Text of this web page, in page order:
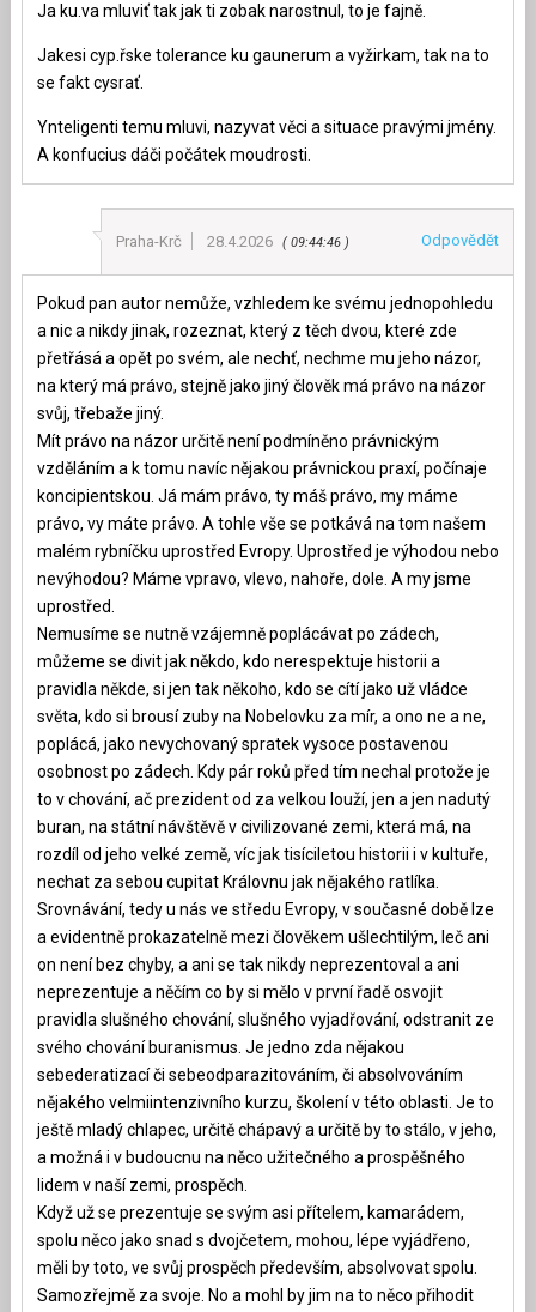
Ja ku.va mluviť tak jak ti zobak narostnul, to je fajně.
Jakesi cyp.řske tolerance ku gaunerum a vyžirkam, tak na to
se fakt cysrať.
Ynteligenti temu mluvi, nazyvat věci a situace pravými jmény.
A konfucius dáči počátek moudrosti.
Praha-Krč 28.4.2026 09:44:46 Odpovědět
Pokud pan autor nemůže, vzhledem ke svému jednopohledu
a nic a nikdy jinak, rozeznat, který z těch dvou, které zde
přetřásá a opět po svém, ale nechť, nechme mu jeho názor,
na který má právo, stejně jako jiný člověk má právo na názor
svůj, třebaže jiný.
Mít právo na názor určitě není podmíněno právnickým
vzděláním a k tomu navíc nějakou právnickou praxí, počínaje
koncipientskou. Já mám právo, ty máš právo, my máme
právo, vy máte právo. A tohle vše se potkává na tom našem
malém rybníčku uprostřed Evropy. Uprostřed je výhodou nebo
nevýhodou? Máme vpravo, vlevo, nahoře, dole. A my jsme
uprostřed.
Nemusíme se nutně vzájemně poplácávat po zádech,
můžeme se divit jak někdo, kdo nerespektuje historii a
pravidla někde, si jen tak někoho, kdo se cítí jako už vládce
světa, kdo si brousí zuby na Nobelovku za mír, a ono ne a ne,
poplácá, jako nevychovaný spratek vysoce postavenou
osobnost po zádech. Kdy pár roků před tím nechal protože je
to v chování, ač prezident od za velkou louží, jen a jen nadutý
buran, na státní návštěvě v civilizované zemi, která má, na
rozdíl od jeho velké země, víc jak tisíciletou historii i v kultuře,
nechat za sebou cupitat Královnu jak nějakého ratlíka.
Srovnávání, tedy u nás ve středu Evropy, v současné době lze
a evidentně prokazatelně mezi člověkem ušlechtilým, leč ani
on není bez chyby, a ani se tak nikdy neprezentoval a ani
neprezentuje a něčím co by si mělo v první řadě osvojit
pravidla slušného chování, slušného vyjadřování, odstranit ze
svého chování buranismus. Je jedno zda nějakou
sebederatizací či sebeodparazitováním, či absolvováním
nějakého velmiintenzivního kurzu, školení v této oblasti. Je to
ještě mladý chlapec, určitě chápavý a určitě by to stálo, v jeho,
a možná i v budoucnu na něco užitečného a prospěšného
lidem v naší zemi, prospěch.
Když už se prezentuje se svým asi přítelem, kamarádem,
spolu něco jako snad s dvojčetem, mohou, lépe vyjádřeno,
měli by toto, ve svůj prospěch především, absolvovat spolu.
Samozřejmě za svoje. No a mohl by jim na to něco přihodit